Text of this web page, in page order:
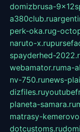
domizbrusa-
a380club.ru
perk-oka.rug-
naruto-x.ru
spayderhed-
webamator.ruma-
nv-750.runews-
dizfiles.ru
planeta-samara.ru
matrasy-
dotcustoms.ru